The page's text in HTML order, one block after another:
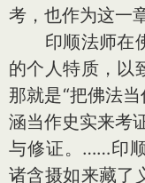
考，也作为这一
印顺法师在佛
的个人特质，以
那就是“把佛法
涵当作史实来考
与修证。……印
诸含摄如来藏了